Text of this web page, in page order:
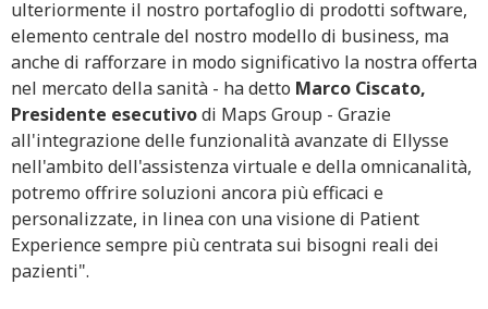
ulteriormente il nostro portafoglio di prodotti software,
elemento centrale del nostro modello di business, ma
anche di rafforzare in modo significativo la nostra offerta
nel mercato della sanità - ha detto Marco Ciscato,
Presidente esecutivodi Maps Group - Grazie
all'integrazione delle funzionalità avanzate di Ellysse
nell'ambito dell'assistenza virtuale e della omnicanalità,
potremo offrire soluzioni ancora più efficaci e
personalizzate, in linea con una visione di Patient
Experience sempre più centrata sui bisogni reali dei
pazienti".